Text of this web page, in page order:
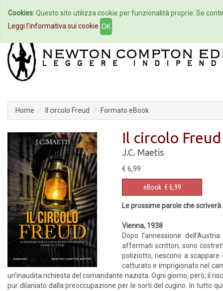
Home Autori Eventi
Home Il circolo Freud Formato eBook
Il circolo Freud
J.C. Maetis
€ 6,99
eBook € 6,99
Le prossime parole che
Vienna, 1938
Dopo l’annessione
affermati scrittori, sono
poliziotto, riescono a
catturato e imprigionato nel
un’inaudita richiesta del comandante nazista. Ogni giorno, però, il
pur dilaniato dalla preoccupazione per le sorti del cugino. In tutto
Cookies:Questo sito utilizza cookie per funzionalità proprie. Se
Leggi l'informativa sui cookie OK